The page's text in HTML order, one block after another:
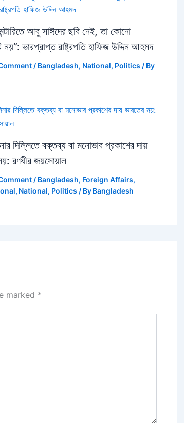
আবু সাঈদের ছবি নেই, তা কোনো
নয়”: ভারপ্রাপ্ত রাষ্ট্রপতি হাফিজ উদ্দিন আহমদ
/ Bangladesh, National, Politics / By
দিল্লিতে বক্তব্য বা মনোভাব প্রকাশের দায়
রণধীর জয়সোয়াল
/ Bangladesh, Foreign Affairs,
, National, Politics / By Bangladesh
marked *